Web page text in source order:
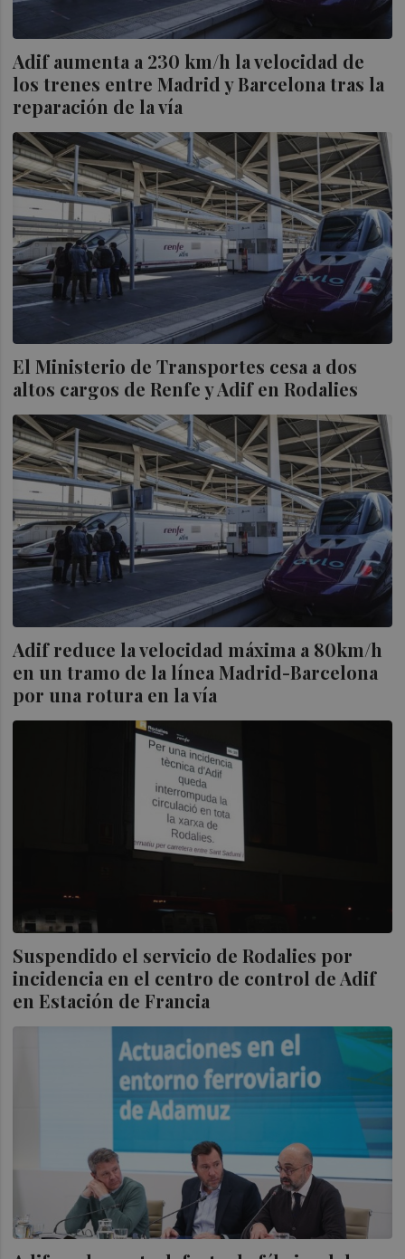
Adif aumenta a 230 km/h la velocidad de
los trenes entre Madrid y Barcelona tras la
reparación de la vía
El Ministerio de Transportes cesa a dos
altos cargos de Renfe y Adif en Rodalies
Adif reduce la velocidad máxima a 80km/h
en un tramo de la línea Madrid-Barcelona
por una rotura en la vía
Suspendido el servicio de Rodalies por
incidencia en el centro de control de Adif
en Estación de Francia